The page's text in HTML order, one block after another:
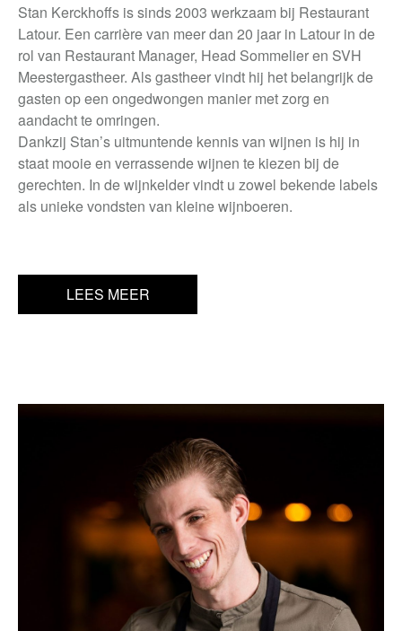
Stan Kerckhoffs is sinds 2003 werkzaam bij Restaurant
Latour. Een carrière van meer dan 20 jaar in Latour in de
rol van Restaurant Manager, Head Sommelier en SVH
Meestergastheer. Als gastheer vindt hij het belangrijk de
gasten op een ongedwongen manier met zorg en
aandacht te omringen.
Dankzij Stan’s uitmuntende kennis van wijnen is hij in
staat mooie en verrassende wijnen te kiezen bij de
gerechten. In de wijnkelder vindt u zowel bekende labels
als unieke vondsten van kleine wijnboeren.
LEES MEER